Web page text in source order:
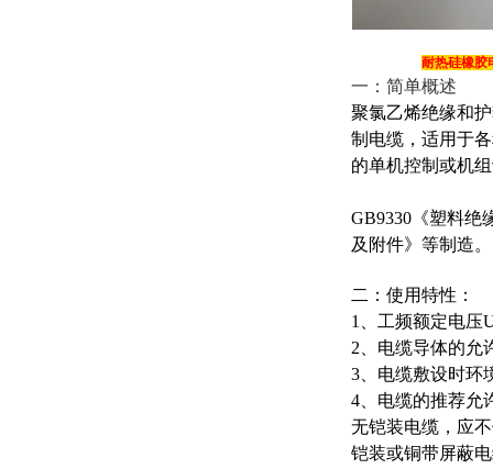
耐热硅橡胶
一：简单概述
聚氯乙烯绝缘和
制电缆，适用于
的单机控制或机
GB9330《塑料绝
及附件》等制造。
二：使用特性：
1、工频额定电压
2、电缆导体的允
3、电缆敷设时环
4、电缆的推荐允
无铠装电缆，应
铠装或铜带屏蔽